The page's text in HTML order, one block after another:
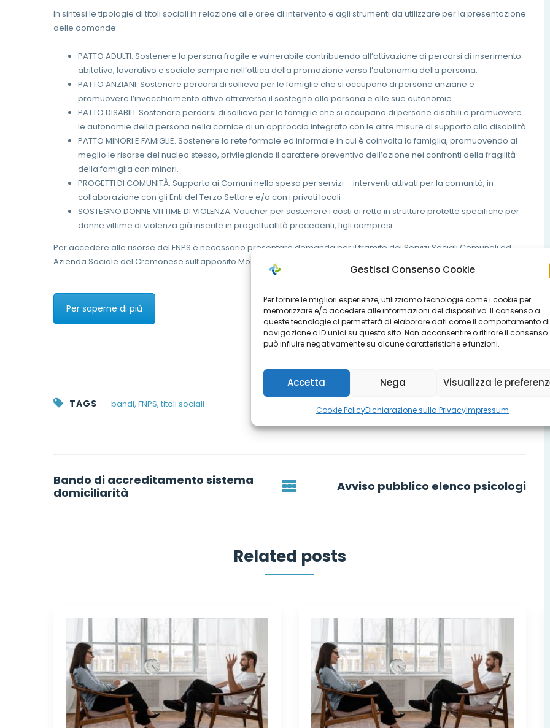
Gestisci Consenso Cookie
Per fornire le migliori esperienze, utilizziamo tecnologie come i cookie per
memorizzare e/o accedere alle informazioni del dispositivo. Il consenso a
queste tecnologie ci permetterà di elaborare dati come il comportamento di
navigazione o ID unici su questo sito. Non acconsentire o ritirare il consenso
può influire negativamente su alcune caratteristiche e funzioni.
Accetta Nega Visualizza le
Cookie PolicyDichiarazione sulla PrivacyImpressum
In sintesi le tipologie di titoli sociali in relazione alle aree di intervento e agli strumenti da utilizzare per la presentazione
delle domande:
PATTO ADULTI. Sostenere la persona fragile e vulnerabile contribuendo all’attivazione di percorsi di inserimento
abitativo, lavorativo e sociale sempre nell’ottica della promozione verso l’autonomia della persona.
PATTO ANZIANI. Sostenere percorsi di sollievo per le famiglie che si occupano di persone anziane e
promuovere l’invecchiamento attivo attraverso il sostegno alla persona e alle sue autonomie.
PATTO DISABILI. Sostenere percorsi di sollievo per le famiglie che si occupano di persone disabili e promuovere
le autonomie della persona nella cornice di un approccio integrato con le altre misure di supporto alla disabilità
PATTO MINORI E FAMIGLIE. Sostenere la rete formale ed informale in cui è coinvolta la famiglia, promuovendo al
meglio le risorse del nucleo stesso, privilegiando il carattere preventivo dell’azione nei confronti della fragilità
della famiglia con minori.
PROGETTI DI COMUNITÀ. Supporto ai Comuni nella spesa per servizi – interventi attivati per la comunità, in
collaborazione con gli Enti del Terzo Settore e/o con i privati locali
SOSTEGNO DONNE VITTIME DI VIOLENZA. Voucher per sostenere i costi di retta in strutture protette specifiche per
donne vittime di violenza già inserite in progettuallità precedenti, figli compresi.
Per accedere alle risorse del FNPS è necessario presentare domanda per il tramite dei Servizi Sociali Comunali ad
Azienda Sociale del Cremonese sull’apposito Modulo.
Per saperne di più
TAGS bandi, FNPS, titoli sociali
Post
navigation
Bando di accreditamento sistema
domiciliarità
Avviso pubblico elenco psicologi
Related posts